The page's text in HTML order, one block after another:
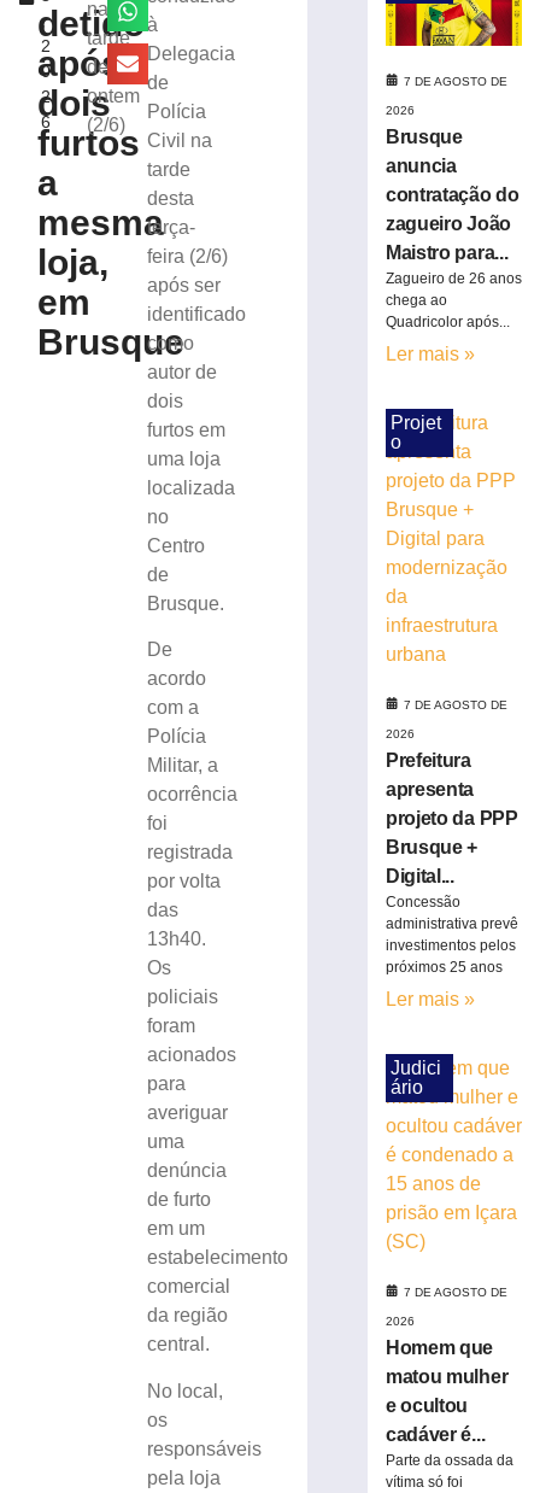
,
2
0
2
6
detido
após
dois
furtos
a
mesma
loja,
em
Brusque
na
tarde
de
ontem
(2/6)
à
Delegacia
de
Polícia
Civil na
tarde
desta
terça-
feira (2/6)
após ser
identificado
como
autor de
dois
furtos em
uma loja
localizada
no
Centro
de
Brusque.
De
acordo
com a
Polícia
Militar, a
ocorrência
foi
registrada
por volta
das
13h40.
Os
policiais
foram
acionados
para
averiguar
uma
denúncia
de furto
em um
estabelecimento
comercial
da região
central.
No local,
os
responsáveis
pela loja
tráfico
drogas
Homem
matou
mulher
ocultou
cadáver
condenado
prisão
Içara
Carro
capota
parcialmente
submerso
mangue
7 DE AGOSTO DE
2026
Brusque
anuncia
contratação do
zagueiro João
Maistro para...
Zagueiro de 26 anos
chega ao
Quadricolor após...
Ler mais »
Projet
o
7 DE AGOSTO DE
2026
Prefeitura
apresenta
projeto da PPP
Brusque +
Digital...
Concessão
administrativa prevê
investimentos pelos
próximos 25 anos
Ler mais »
Judici
ário
7 DE AGOSTO DE
2026
Homem que
matou mulher
e ocultou
cadáver é...
Parte da ossada da
vítima só foi